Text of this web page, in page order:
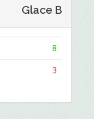
Glace B
8
3